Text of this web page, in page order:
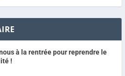
à la rentrée pour reprendre le
!